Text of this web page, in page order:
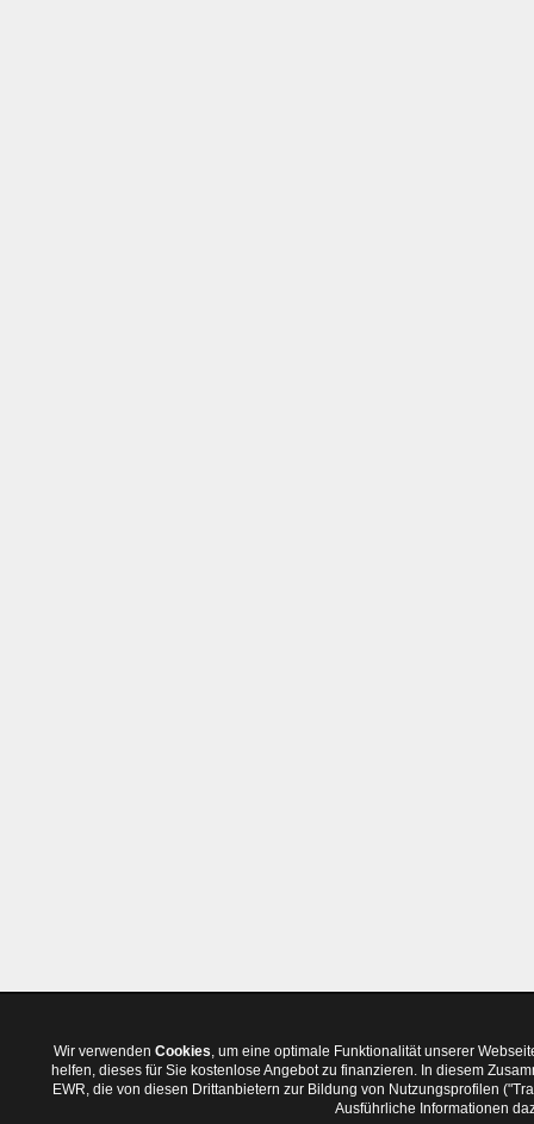
Wir verwenden Cookies, um eine optimale Funktionalität unserer
helfen, dieses für Sie kostenlose Angebot zu finanzieren. In diesem
EWR, die von diesen Drittanbietern zur Bildung von Nutzungsprofilen
Ausführliche Informationen